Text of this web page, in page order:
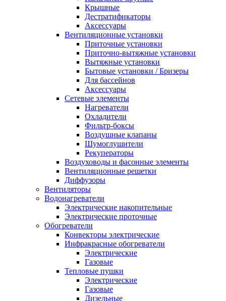
Крышные
Дестратификаторы
Аксессуары
Вентиляционные установки
Приточные установки
Приточно-вытяжные установки
Вытяжные установки
Бытовые установки / Бризеры
Для бассейнов
Аксессуары
Сетевые элементы
Нагреватели
Охладители
Фильтр-боксы
Воздушные клапаны
Шумоглушители
Рекуператоры
Воздуховоды и фасонные элементы
Вентиляционные решетки
Диффузоры
Вентиляторы
Водонагреватели
Электрические накопительные
Электрические проточные
Обогреватели
Конвекторы электрические
Инфракрасные обогреватели
Электрические
Газовые
Тепловые пушки
Электрические
Газовые
Дизельные